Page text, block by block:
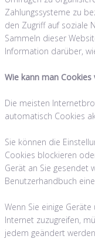
Zahlungssysteme zu
den Zugriff auf soziale
Sammeln dieser
Information darüber,
Wie kann man Cookies
Die meisten
automatisch Cookies
Sie können die
Cookies blockieren
Gerät an Sie gesendet
Benutzerhandbuch
Wenn Sie einige
Internet zuzugreifen,
jedem geändert werden.